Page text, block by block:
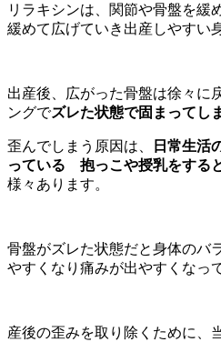
リラキシンは、関節や骨盤を緩
緩めて広げていき出産しやすい
出産後、広がった骨盤は徐々に
ングでズレた状態で固まってし
歪んでしまう原因は、
日常生活
っている 抱っこや授乳をする
様々あります。
骨盤がズレた状態だと身体のバ
やすくなり痛みが出やすくなっ
産後の歪みを取り除くために、